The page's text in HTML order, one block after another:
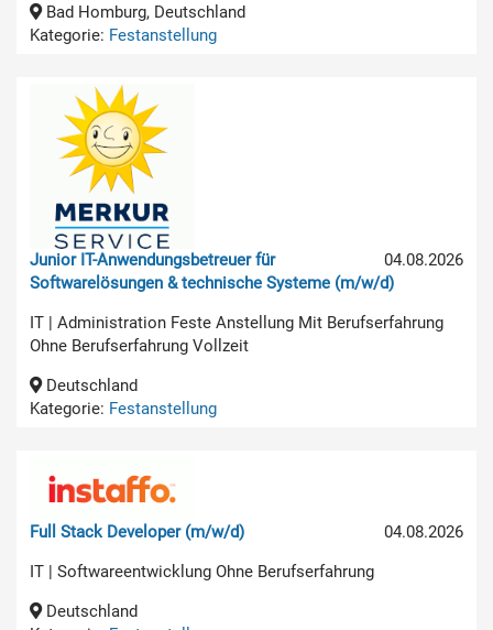
Bad Homburg, Deutschland
Kategorie: Festanstellung
04.08.2026
Junior IT-Anwendungsbetreuer für
Softwarelösungen & technische Systeme (m/w/d)
IT | Administration Feste Anstellung Mit Berufserfahrung
Ohne Berufserfahrung Vollzeit
Deutschland
Kategorie: Festanstellung
04.08.2026
Full Stack Developer (m/w/d)
IT | Softwareentwicklung Ohne Berufserfahrung
Deutschland